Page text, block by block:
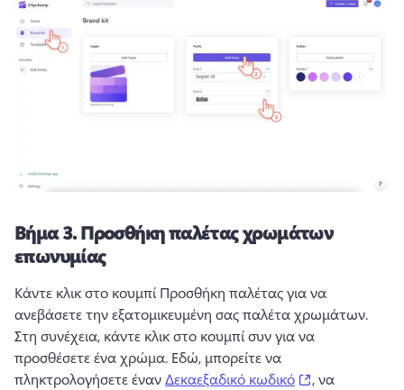
Βήμα 3.Προσθήκη παλέτας χρωμάτων
επωνυμίας
Κάντε κλικ στο κουμπί Προσθήκη παλέτας για να
Στη συνέχεια, κάντε κλικ στο κουμπί συν για να
προσθέσετε ένα χρώμα. Εδώ, μπορείτε να
πληκτρολογήσετε έναν Δεκαεξαδικό κωδικό (opens in a
, να